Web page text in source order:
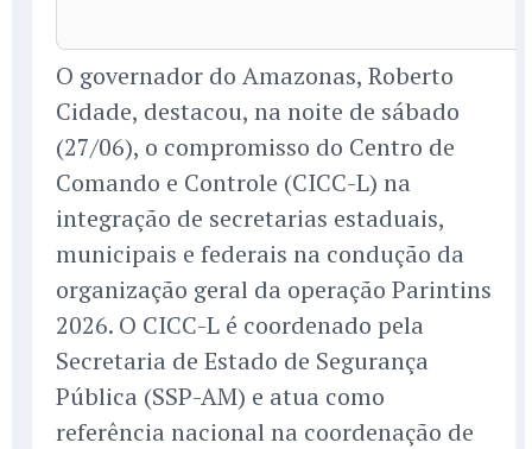
O governador do Amazonas, Roberto
Cidade, destacou, na noite de sábado
(27/06), o compromisso do Centro de
Comando e Controle (CICC-L) na
integração de secretarias estaduais,
municipais e federais na condução da
organização geral da operação Parintins
2026. O CICC-L é coordenado pela
Secretaria de Estado de Segurança
Pública (SSP-AM) e atua como
referência nacional na coordenação de